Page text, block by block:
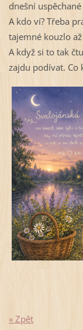
dnešní
A kdo ví? Třeba
tajemné kouzlo
A když si to tak
zajdu podívat. Co
« Zpět